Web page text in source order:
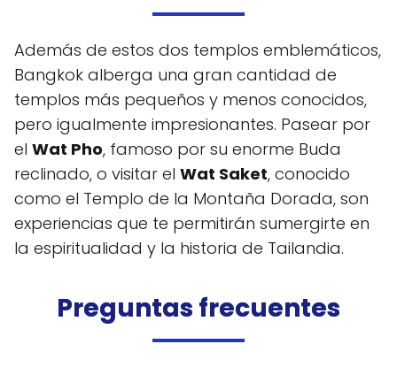
Además de estos dos templos emblemáticos,
Bangkok alberga una gran cantidad de
templos más pequeños y menos conocidos,
pero igualmente impresionantes. Pasear por
el Wat Pho, famoso por su enorme Buda
reclinado, o visitar el Wat Saket, conocido
como el Templo de la Montaña Dorada, son
experiencias que te permitirán sumergirte en
la espiritualidad y la historia de Tailandia.
Preguntas frecuentes